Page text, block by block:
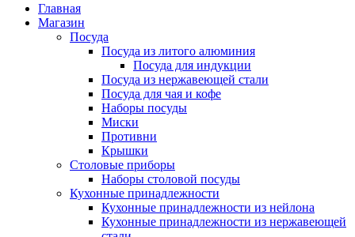
Главная
Магазин
Посуда
Посуда из литого алюминия
Посуда для индукции
Посуда из нержавеющей стали
Посуда для чая и кофе
Наборы посуды
Миски
Противни
Крышки
Столовые приборы
Наборы столовой посуды
Кухонные принадлежности
Кухонные принадлежности из нейлона
Кухонные принадлежности из нержавеющей